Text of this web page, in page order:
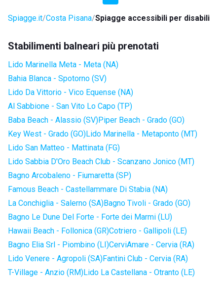
Spiagge.it Costa Pisana Spiagge accessibili per disabili
Stabilimenti balneari più prenotati
Lido Marinella Meta - Meta (NA)
Bahia Blanca - Spotorno (SV)
Lido Da Vittorio - Vico Equense (NA)
Al Sabbione - San Vito Lo Capo (TP)
Baba Beach - Alassio (SV)Piper Beach - Grado (GO)
Key West - Grado (GO)Lido Marinella - Metaponto (MT)
Lido San Matteo - Mattinata (FG)
Lido Sabbia D'Oro Beach Club - Scanzano Jonico (MT)
Bagno Arcobaleno - Fiumaretta (SP)
Famous Beach - Castellammare Di Stabia (NA)
La Conchiglia - Salerno (SA)Bagno Tivoli - Grado (GO)
Bagno Le Dune Del Forte - Forte dei Marmi (LU)
Hawaii Beach - Follonica (GR)Cotriero - Gallipoli (LE)
Bagno Elia Srl - Piombino (LI)CerviAmare - Cervia (RA)
Lido Venere - Agropoli (SA)Fantini Club - Cervia (RA)
T-Village - Anzio (RM)Lido La Castellana - Otranto (LE)